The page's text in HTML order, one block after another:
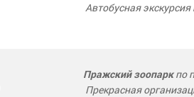
Автобусная
Пражский зоопаркпо
Прекрасная